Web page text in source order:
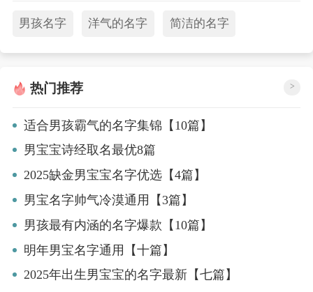
男孩名字 洋气的名字 简洁的名字
热门推荐 >
适合男孩霸气的名字集锦【10篇】
男宝宝诗经取名最优8篇
2025缺金男宝宝名字优选【4篇】
男宝名字帅气冷漠通用【3篇】
男孩最有内涵的名字爆款【10篇】
明年男宝名字通用【十篇】
2025年出生男宝宝的名字最新【七篇】